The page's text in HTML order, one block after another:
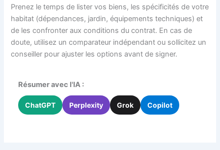
Prenez le temps de lister vos biens, les spécificités de votre
habitat (dépendances, jardin, équipements techniques) et
de les confronter aux conditions du contrat. En cas de
doute, utilisez un comparateur indépendant ou sollicitez un
conseiller pour ajuster les options avant de signer.
Résumer avec l'IA :
ChatGPT Perplexity Grok Copilot